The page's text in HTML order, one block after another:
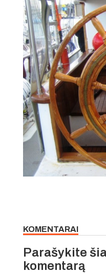
KOMENTARAI
Parašykite
komentarą